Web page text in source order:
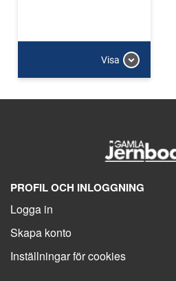
Visa
PROFIL OCH INLOGGNING
Logga in
Skapa konto
Inställningar för cookies